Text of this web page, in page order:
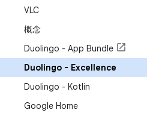
VLC
概念
Duolingo - App Bundle
Duolingo - Excellence
Duolingo - Kotlin
Google Home